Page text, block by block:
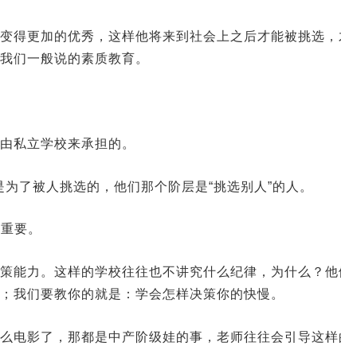
得更加的优秀，这样他将来到社会上之后才能被挑选，
们一般说的素质教育。
私立学校来承担的。
了被人挑选的，他们那个阶层是“挑选别人”的人。
要。
能力。这样的学校往往也不讲究什么纪律，为什么？他
我们要教你的就是：学会怎样决策你的快慢。
电影了，那都是中产阶级娃的事，老师往往会引导这样